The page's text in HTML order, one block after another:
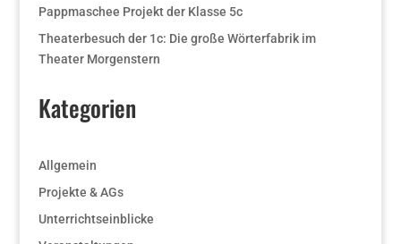
Pappmaschee Projekt der Klasse 5c
Theaterbesuch der 1c: Die große Wörterfabrik im
Theater Morgenstern
Kategorien
Allgemein
Projekte & AGs
Unterrichtseinblicke